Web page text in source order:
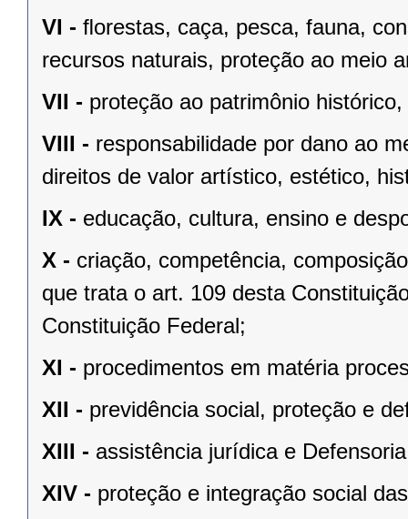
VI - ﬂorestas, caça, pesca, fauna,
recursos naturais, proteção ao meio
VII - proteção ao patrimônio
VIII - responsabilidade por dano ao
direitos de valor artístico, estético,
IX - educação, cultura, ensino e
X - criação, competência,
que trata o art. 109 desta
Constituição Federal;
XI - procedimentos em matéria
XII - previdência social, proteção e
XIII - assistência jurídica e
XIV - proteção e integração social